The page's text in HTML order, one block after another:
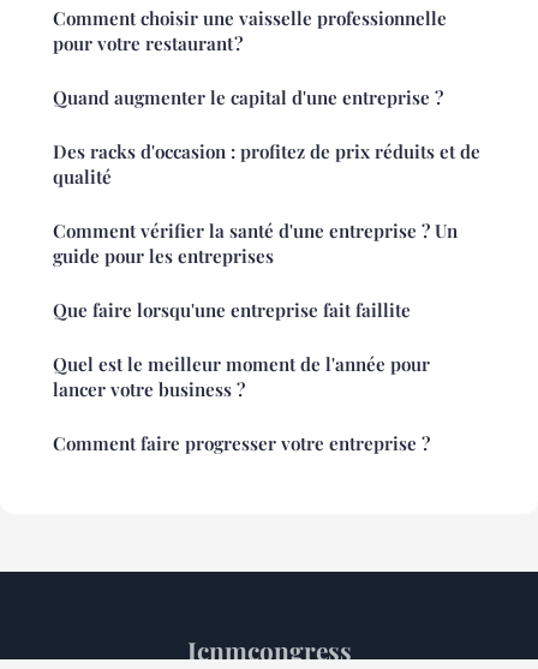
Comment choisir une vaisselle professionnelle
pour votre restaurant ?
Quand augmenter le capital d'une entreprise ?
Des racks d'occasion : profitez de prix réduits et de
qualité
Comment vérifier la santé d'une entreprise ? Un
guide pour les entreprises
Que faire lorsqu'une entreprise fait faillite
Quel est le meilleur moment de l'année pour
lancer votre business ?
Comment faire progresser votre entreprise ?
Icnmcongress